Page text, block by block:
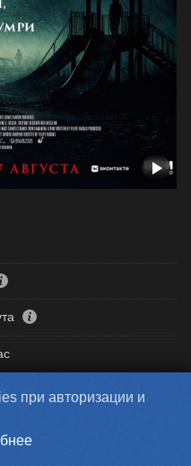
Адам Фридландер,
при авторизации и